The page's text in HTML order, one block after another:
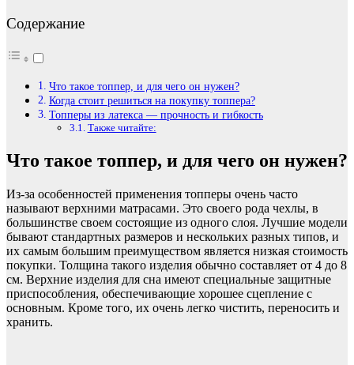
Содержание
Что такое топпер, и для чего он нужен?
Когда стоит решиться на покупку топпера?
Топперы из латекса — прочность и гибкость
Также читайте:
Что такое топпер, и для чего он нужен?
Из-за особенностей применения топперы очень часто
называют верхними матрасами. Это своего рода чехлы, в
большинстве своем состоящие из одного слоя. Лучшие модели
бывают стандартных размеров и нескольких разных типов, и
их самым большим преимуществом является низкая стоимость
покупки. Толщина такого изделия обычно составляет от 4 до 8
см. Верхние изделия для сна имеют специальные защитные
приспособления, обеспечивающие хорошее сцепление с
основным. Кроме того, их очень легко чистить, переносить и
хранить.